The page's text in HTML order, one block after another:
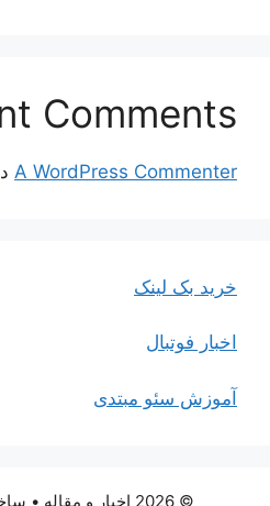
Comments
A WordPress Commenter
خرید بک لینک
اخبار فوتبال
آموزش سئو مبتدی
© 2026 اخبار و مقاله •